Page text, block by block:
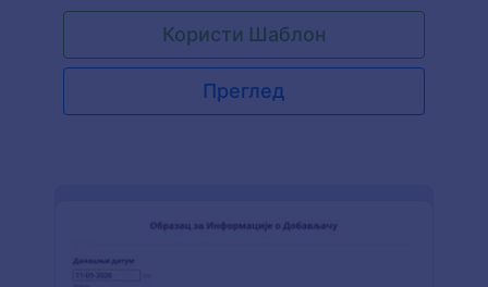
образац са многим CRM системима као што су
Salesforce, HubSpot, Pipedrive и многи други.
Користи Шаблон
Преглед